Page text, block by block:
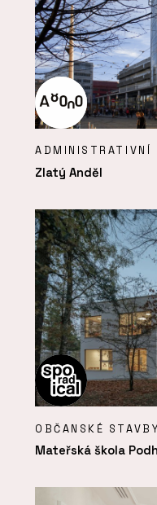
ADMINISTRATIVNÍ
Zlatý Anděl
OBČANSKÉ STAVBY
Mateřská škola